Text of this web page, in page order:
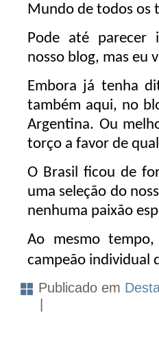
Mundo de todos os
Pode até parecer
nosso blog, mas eu
Embora já tenha
também aqui, no
Argentina. Ou
torço a favor de
O Brasil ficou de
uma seleção do
nenhuma paixão
Ao mesmo
campeão individual
Publicado em